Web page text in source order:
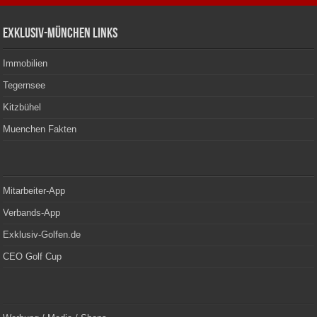
Exklusiv-München Links
Immobilien
Tegernsee
Kitzbühel
Muenchen Fakten
Mitarbeiter-App
Verbands-App
Exklusiv-Golfen.de
CEO Golf Cup